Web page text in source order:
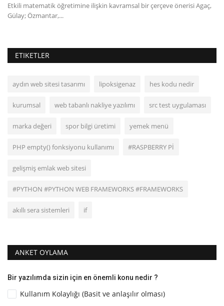
Etkili matematik öğretimine ilişkin kavramsal bir çerçeve önerisi Agaç,
Gülay; Özmantar,...
ETIKETLER
aydın web sitesi tasarımı lipoksigenaz hes kodu nedir
kurumsal web tabanlı nakliye yazılımı src test uygulaması
marka değeri spor bilgi üretimi yemek menü
PHP empty() fonksiyonu kullanımı #RASPBERRY Pİ
gelişmiş emlak web sitesi
#PYTHON #PYTHON WEB FRAMEWORKS #FRAMEWORKS
akıllı sera sistemleri if
ANKET OYLAMA
Bir yazılımda sizin için en önemli konu nedir ?
Kullanım Kolaylığı (Basit ve anlaşılır olması)